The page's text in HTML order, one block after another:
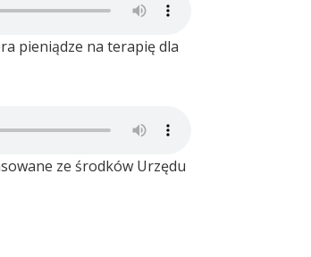
pieniądze na terapię dla
ze środków Urzędu